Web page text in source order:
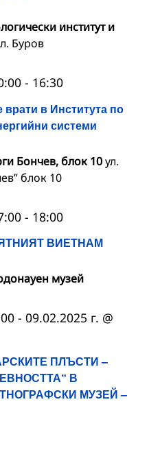
институт и
Буров
в Института по
системи
- 16:30
Бончев, блок 10ул.
блок 10
ВИЕТНАМ
- 18:00
музей
ПЛЪСТИ –
В
МУЗЕЙ –
- 09.02.2025 г. @